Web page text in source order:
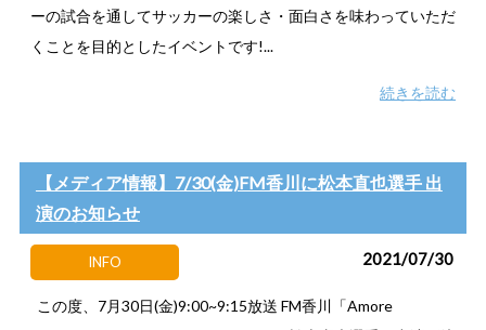
ーの試合を通してサッカーの楽しさ・面白さを味わっていただ
くことを目的としたイベントです!...
続きを読む
【メディア情報】7/30(金)FM香川に松本直也選手 出
演のお知らせ
INFO 2021/07/30
この度、7月30日(金)9:00~9:15放送 FM香川「Amore